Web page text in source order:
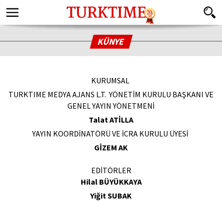
KÜNYE
KURUMSAL
TURKTIME MEDYA AJANS L.T. YÖNETİM KURULU BAŞKANI VE
GENEL YAYIN YÖNETMENİ
Talat ATİLLA
YAYIN KOORDİNATÖRÜ VE İCRA KURULU ÜYESİ
GİZEM AK
EDİTÖRLER
Hilal BÜYÜKKAYA
Yiğit SUBAK